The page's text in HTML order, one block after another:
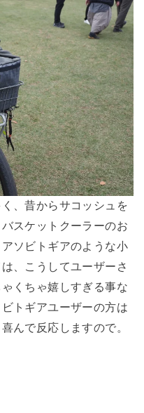
、昔からサコッシュを
スケットクーラーのお
ソビトギアのような小
、こうしてユーザーさ
くちゃ嬉しすぎる事な
トギアユーザーの方は
んで反応しますので。